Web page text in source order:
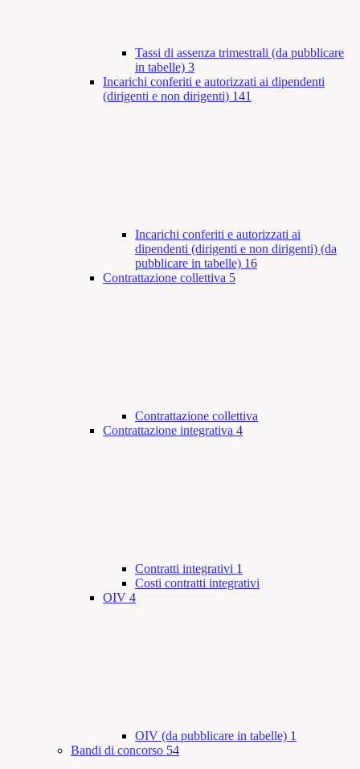
Tassi di assenza trimestrali (da pubblicare
in tabelle) 3
Incarichi conferiti e autorizzati ai dipendenti
(dirigenti e non dirigenti) 141
Incarichi conferiti e autorizzati ai
dipendenti (dirigenti e non dirigenti) (da
pubblicare in tabelle) 16
Contrattazione collettiva 5
Contrattazione collettiva
Contrattazione integrativa 4
Contratti integrativi 1
Costi contratti integrativi
OIV 4
OIV (da pubblicare in tabelle) 1
Bandi di concorso 54